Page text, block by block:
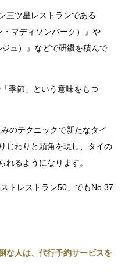
三ツ星レストランである
・マディソンパーク）』や
ュ）』などで研鑽を積んで
季節」という意味をもつ
のテクニックで新たなタイ
じわりと頭角を現し、タイの
れるようになります。
トレストラン50」でもNo.37
な人は、代行予約サービスを